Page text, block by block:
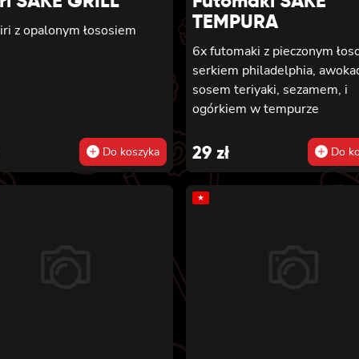
z opalonym łososiem
Do koszyka
TEMPURA
6x futomaki z pieczonym
serkiem philadelphia,
sosem teriyaki, sezamem, i
ogórkiem w tempurze
29 zł Do
★